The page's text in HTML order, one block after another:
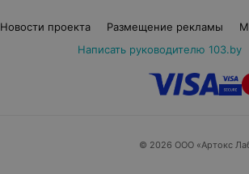
Новости проекта Размещение рекламы
Написать руководителю 103.by
© 2026 ООО «Артокс